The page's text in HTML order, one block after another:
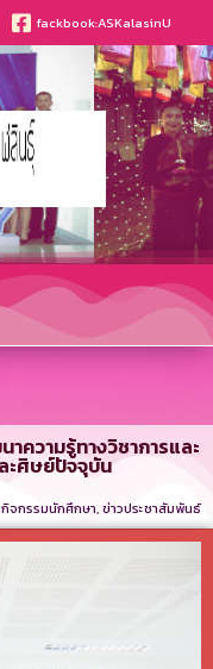
fackbook:ASKalasinU
ความรู้ทางวิชาการและ
ะศิษย์ปัจจุบัน
กิจกรรมนักศึกษา,ข่าวประชาสัมพันธ์